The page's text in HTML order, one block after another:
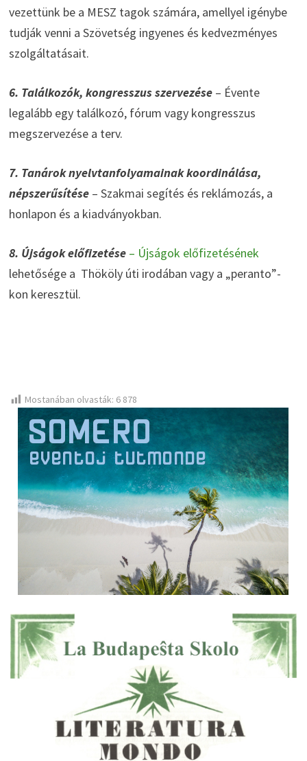
vezettünk be a MESZ tagok számára, amellyel igénybe
tudják venni a Szövetség ingyenes és kedvezményes
szolgáltatásait.
6. Találkozók, kongresszus szervezése– Évente
legalább egy találkozó, fórum vagy kongresszus
megszervezése a terv.
7. Tanárok nyelvtanfolyamainak koordinálása,
népszerűsítése– Szakmai segítés és reklámozás, a
honlapon és a kiadványokban.
8. Újságok előfizetése – Újságok előfizetésének
lehetősége a Thököly úti irodában vagy a „peranto”-
kon keresztül.
Mostanában olvasták: 6 878